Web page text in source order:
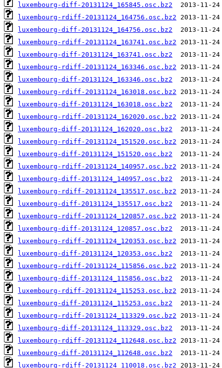
luxembourg-diff-20131124_165845.osc.bz2
luxembourg-rdiff-20131124_164756.osc.bz2
luxembourg-diff-20131124_164756.osc.bz2
luxembourg-rdiff-20131124_163741.osc.bz2
luxembourg-diff-20131124_163741.osc.bz2
luxembourg-rdiff-20131124_163346.osc.bz2
luxembourg-diff-20131124_163346.osc.bz2
luxembourg-rdiff-20131124_163018.osc.bz2
luxembourg-diff-20131124_163018.osc.bz2
luxembourg-rdiff-20131124_162020.osc.bz2
luxembourg-diff-20131124_162020.osc.bz2
luxembourg-rdiff-20131124_151520.osc.bz2
luxembourg-diff-20131124_151520.osc.bz2
luxembourg-rdiff-20131124_140957.osc.bz2
luxembourg-diff-20131124_140957.osc.bz2
luxembourg-rdiff-20131124_135517.osc.bz2
luxembourg-diff-20131124_135517.osc.bz2
luxembourg-rdiff-20131124_120857.osc.bz2
luxembourg-diff-20131124_120857.osc.bz2
luxembourg-rdiff-20131124_120353.osc.bz2
luxembourg-diff-20131124_120353.osc.bz2
luxembourg-rdiff-20131124_115856.osc.bz2
luxembourg-diff-20131124_115856.osc.bz2
luxembourg-rdiff-20131124_115253.osc.bz2
luxembourg-diff-20131124_115253.osc.bz2
luxembourg-rdiff-20131124_113329.osc.bz2
luxembourg-diff-20131124_113329.osc.bz2
luxembourg-rdiff-20131124_112648.osc.bz2
luxembourg-diff-20131124_112648.osc.bz2
luxembourg-rdiff-20131124_110018.osc.bz2